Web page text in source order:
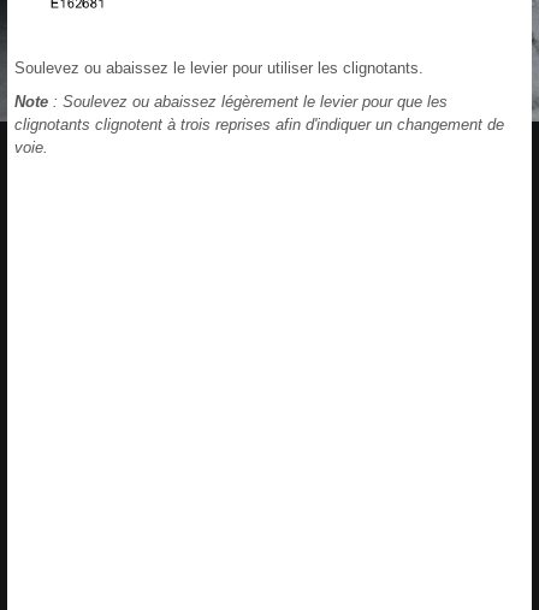
Soulevez ou abaissez le levier pour utiliser les clignotants.
Note : Soulevez ou abaissez légèrement le levier pour que les
clignotants clignotent à trois reprises afin d'indiquer un changement de
voie.